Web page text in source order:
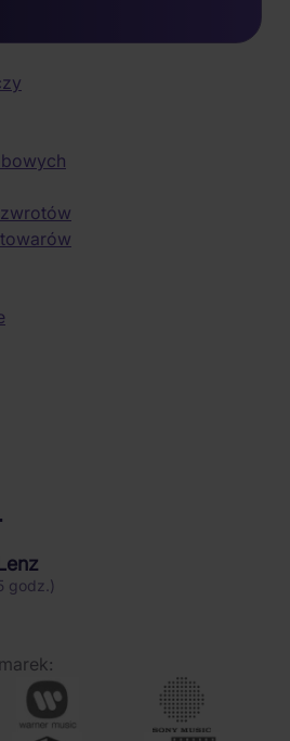
godz.)